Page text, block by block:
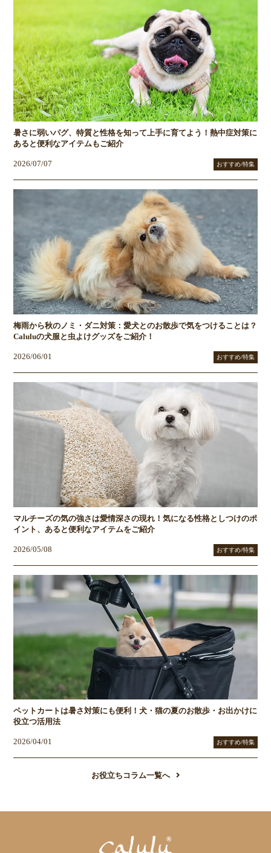
暑さに弱いパグ、特質と性格を知って上手に育てよう！熱中症対策に
あると便利なアイテムもご紹介
2026/07/07 おすすめ/特集
梅雨から秋のノミ・ダニ対策：愛犬とのお散歩で気をつけることは？
Caluluの犬服と虫よけグッズをご紹介！
2026/06/01 おすすめ/特集
マルチーズの気の強さは愛情深さの現れ！気になる性格としつけのポ
イント、あると便利なアイテムをご紹介
2026/05/08 おすすめ/特集
ペットカートは暑さ対策にも便利！犬・猫の夏のお散歩・お出かけに
役立つ活用法
2026/04/01 おすすめ/特集
お役立ちコラム一覧へ